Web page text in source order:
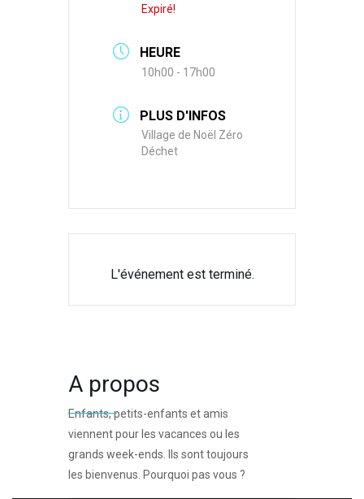
Expiré!
HEURE
10h00 - 17h00
PLUS D'INFOS
Village de Noël Zéro
Déchet
L'événement est terminé.
A propos
Enfants, petits-enfants et amis
viennent pour les vacances ou les
grands week-ends. Ils sont toujours
les bienvenus. Pourquoi pas vous ?